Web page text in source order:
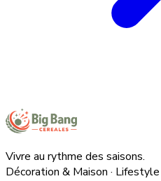
Vivre au rythme des saisons.
Décoration & Maison · Lifestyle